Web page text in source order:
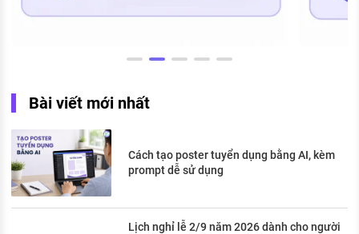
Bài viết mới nhất
Cách tạo poster tuyển dụng bằng AI, kèm
prompt dễ sử dụng
Lịch nghỉ lễ 2/9 năm 2026 dành cho người